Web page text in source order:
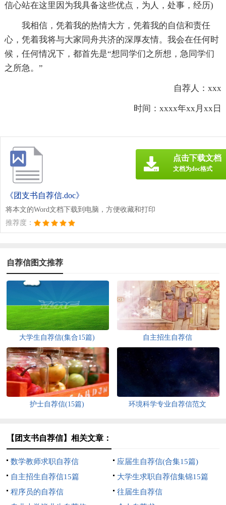
信心站在这里因为我具备这些优点，为人，处事，经历)
我相信，凭着我的热情大方，凭着我的自信和责任
心，凭着我将与大家同舟共济的深厚友情。我会在任何时
候，任何情况下，都首先是“想同学们之所想，急同学们
之所急。”
自荐人：xxx
时间：xxxx年xx月xx日
《团支书自荐信.doc》
将本文的Word文档下载到电脑，方便收藏和打印
推荐度：
点击下载文档
文档为doc格式
自荐信图文推荐
大学生自荐信(集合15篇) 自主招生自荐信
护士自荐信(15篇) 环境科学专业自荐信范文
【团支书自荐信】相关文章：
数学教师求职自荐信
应届生自荐信(合集15篇)
自主招生自荐信15篇
大学生求职自荐信集锦15篇
程序员的自荐信
往届生自荐信